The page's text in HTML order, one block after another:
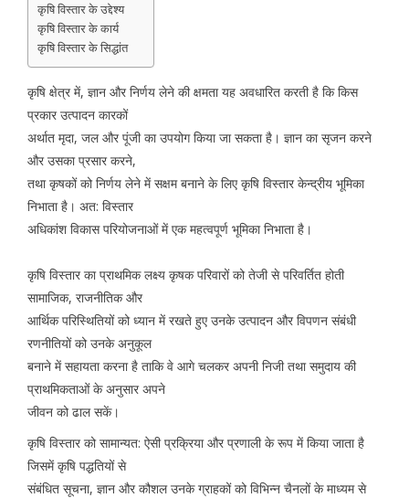
कृषि विस्तार के उद्देश्य
कृषि विस्तार के कार्य
कृषि विस्तार के सिद्धांत
कृषि क्षेत्र में, ज्ञान और निर्णय लेने की क्षमता यह अवधारित करती है कि किस
प्रकार उत्पादन कारकों
अर्थात मृदा, जल और पूंजी का उपयोग किया जा सकता है। ज्ञान का सृजन करने
और उसका प्रसार करने,
तथा कृषकों को निर्णय लेने में सक्षम बनाने के लिए कृषि विस्तार केन्द्रीय भूमिका
निभाता है। अत: विस्तार
अधिकांश विकास परियोजनाओं में एक महत्वपूर्ण भूमिका निभाता है।
कृषि विस्तार का प्राथमिक लक्ष्य कृषक परिवारों को तेजी से परिवर्तित होती
सामाजिक, राजनीतिक और
आर्थिक परिस्थितियों को ध्यान में रखते हुए उनके उत्पादन और विपणन संबंधी
रणनीतियों को उनके अनुकूल
बनाने में सहायता करना है ताकि वे आगे चलकर अपनी निजी तथा समुदाय की
प्राथमिकताओं के अनुसार अपने
जीवन को ढाल सकें।
कृषि विस्तार को सामान्यत: ऐसी प्रक्रिया और प्रणाली के रूप में किया जाता है
जिसमें कृषि पद्धतियों से
संबंधित सूचना, ज्ञान और कौशल उनके ग्राहकों को विभिन्न चैनलों के माध्यम से